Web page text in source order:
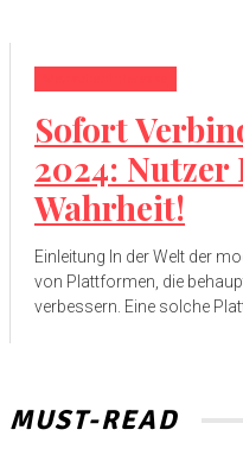
Sofort
2024:
Wahrheit!
Einleitung In der Welt der
von Plattformen, die
verbessern. Eine solche
MUST-READ